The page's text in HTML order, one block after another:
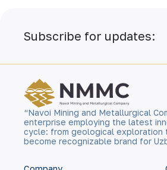
Subscribe for updates:
“Navoi Mining and Metallurgical
enterprise employing the latest
cycle: from geological exploration
become recognizable brand for